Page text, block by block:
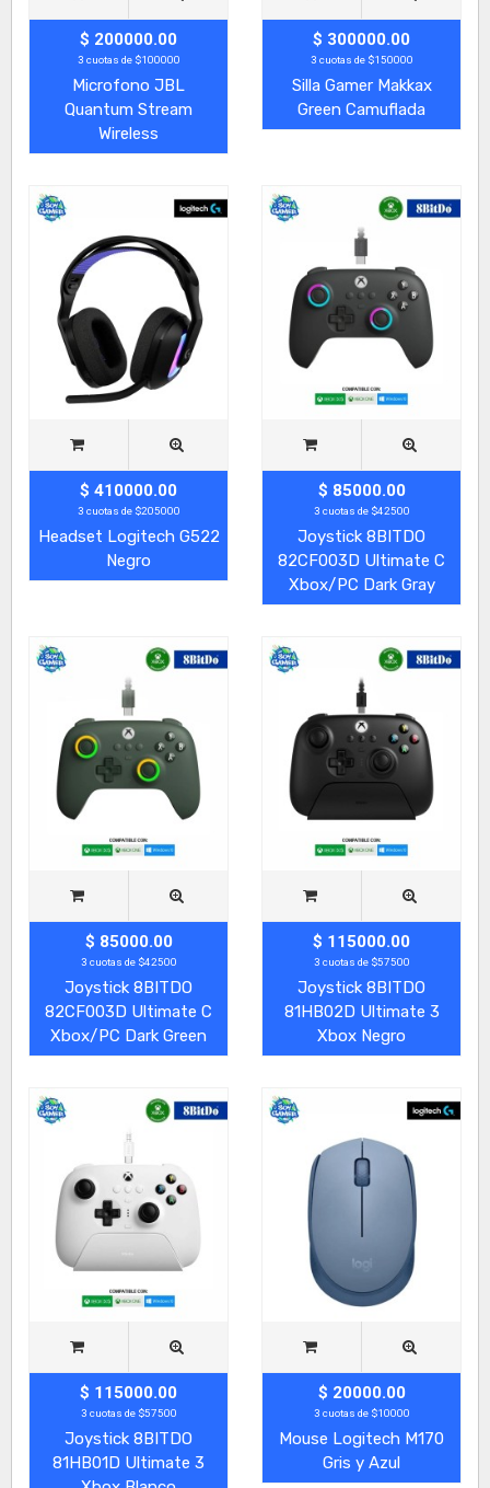
$ 200000.00
3 cuotas de $100000
Microfono JBL
Quantum Stream
Wireless
$ 300000.00
3 cuotas de $150000
Silla Gamer Makkax
Green Camuflada
$ 410000.00
3 cuotas de $205000
Headset Logitech G522
Negro
$ 85000.00
3 cuotas de $42500
Joystick 8BITDO
82CF003D Ultimate C
Xbox/PC Dark Gray
$ 85000.00
3 cuotas de $42500
Joystick 8BITDO
82CF003D Ultimate C
Xbox/PC Dark Green
$ 115000.00
3 cuotas de $57500
Joystick 8BITDO
81HB02D Ultimate 3
Xbox Negro
$ 115000.00
3 cuotas de $57500
Joystick 8BITDO
81HB01D Ultimate 3
$ 20000.00
3 cuotas de $10000
Mouse Logitech M170
Gris y Azul